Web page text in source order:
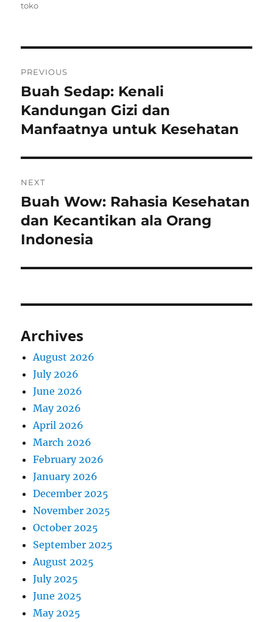
toko
navigation
PREVIOUS
Previous
post:
Buah Sedap: Kenali
Kandungan Gizi dan
Manfaatnya untuk Kesehatan
NEXT
Next
post:
Buah Wow: Rahasia Kesehatan
dan Kecantikan ala Orang
Indonesia
Archives
August 2026
July 2026
June 2026
May 2026
April 2026
March 2026
February 2026
January 2026
December 2025
November 2025
October 2025
September 2025
August 2025
July 2025
June 2025
May 2025